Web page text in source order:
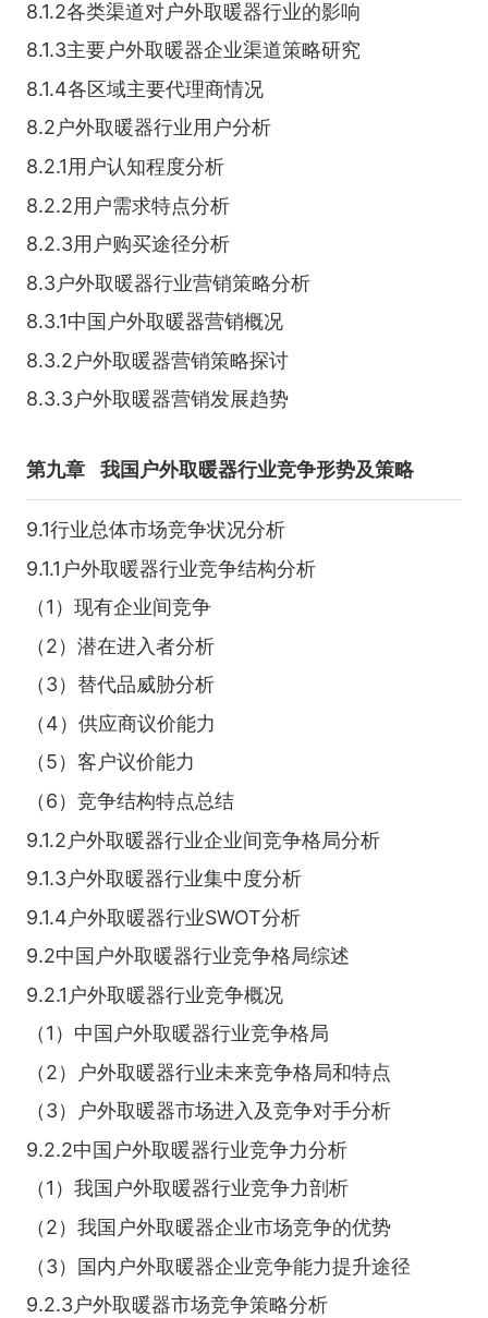
8.1.2各类渠道对户外取暖器行业的影响
8.1.3主要户外取暖器企业渠道策略研究
8.1.4各区域主要代理商情况
8.2户外取暖器行业用户分析
8.2.1用户认知程度分析
8.2.2用户需求特点分析
8.2.3用户购买途径分析
8.3户外取暖器行业营销策略分析
8.3.1中国户外取暖器营销概况
8.3.2户外取暖器营销策略探讨
8.3.3户外取暖器营销发展趋势
第九章 我国户外取暖器行业竞争形势及策略
9.1行业总体市场竞争状况分析
9.1.1户外取暖器行业竞争结构分析
（1）现有企业间竞争
（2）潜在进入者分析
（3）替代品威胁分析
（4）供应商议价能力
（5）客户议价能力
（6）竞争结构特点总结
9.1.2户外取暖器行业企业间竞争格局分析
9.1.3户外取暖器行业集中度分析
9.1.4户外取暖器行业SWOT分析
9.2中国户外取暖器行业竞争格局综述
9.2.1户外取暖器行业竞争概况
（1）中国户外取暖器行业竞争格局
（2）户外取暖器行业未来竞争格局和特点
（3）户外取暖器市场进入及竞争对手分析
9.2.2中国户外取暖器行业竞争力分析
（1）我国户外取暖器行业竞争力剖析
（2）我国户外取暖器企业市场竞争的优势
（3）国内户外取暖器企业竞争能力提升途径
9.2.3户外取暖器市场竞争策略分析